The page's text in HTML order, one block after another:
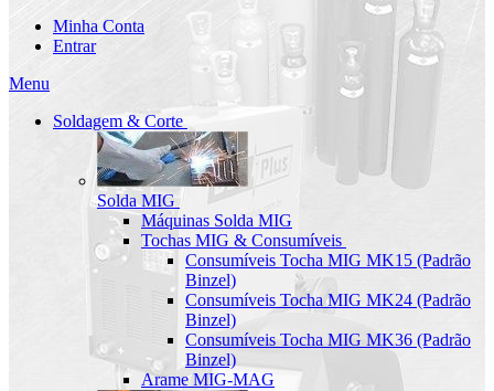
Minha Conta
Entrar
Menu
Soldagem & Corte
Solda MIG
Máquinas Solda MIG
Tochas MIG & Consumíveis
Consumíveis Tocha MIG MK15 (Padrão
Binzel)
Consumíveis Tocha MIG MK24 (Padrão
Binzel)
Consumíveis Tocha MIG MK36 (Padrão
Binzel)
Arame MIG-MAG